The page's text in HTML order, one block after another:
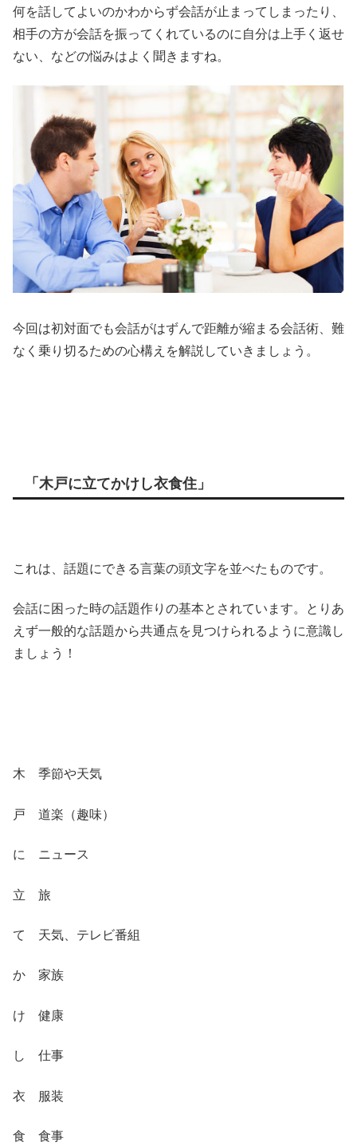
何を話してよいのかわからず会話が止まってしまったり、
相手の方が会話を振ってくれているのに自分は上手く返せ
ない、などの悩みはよく聞きますね。
今回は初対面でも会話がはずんで距離が縮まる会話術、難
なく乗り切るための心構えを解説していきましょう。
「木戸に立てかけし衣食住」
これは、話題にできる言葉の頭文字を並べたものです。
会話に困った時の話題作りの基本とされています。とりあ
えず一般的な話題から共通点を見つけられるように意識し
ましょう！
木 季節や天気
戸 道楽（趣味）
に ニュース
立 旅
て 天気、テレビ番組
か 家族
け 健康
し 仕事
衣 服装
食 食事